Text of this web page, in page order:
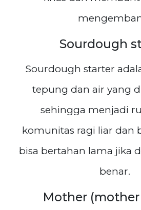
Sourdough
Sourdough starter
tepung dan air yang
sehingga menjadi
komunitas ragi liar dan
bisa bertahan lama jika
benar.
Mother